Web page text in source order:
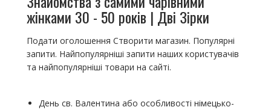
жінками 30 - 50 років | Дві Зірки
Подати оголошення Створити магазин. Популярні
запити. Найпопулярніші запити наших користувачів
та найпопулярніші товари на сайті.
День св. Валентина або особливості німецько-